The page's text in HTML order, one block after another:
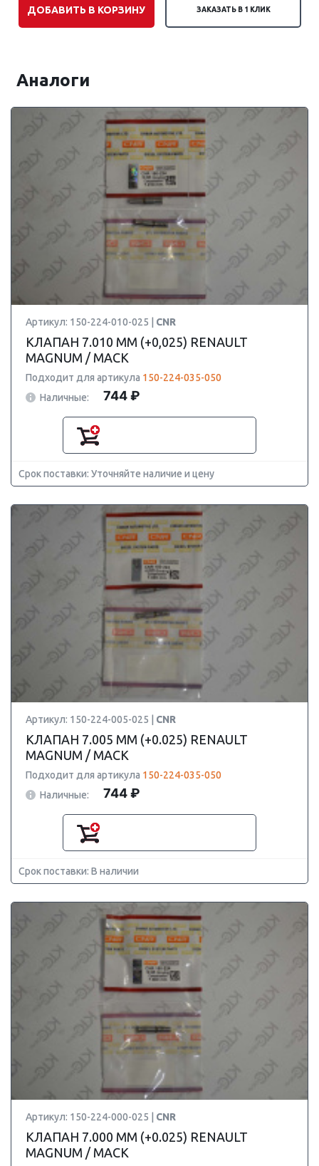
ДОБАВИТЬ В КОРЗИНУ ЗАКАЗАТЬ В 1 КЛИК
Аналоги
Артикул: 150-224-010-025 | CNR
КЛАПАН 7.010 ММ (+0,025) RENAULT
MAGNUM / MACK
Подходит для артикула 150-224-035-050
Наличные:
744 ₽
Срок поставки: Уточняйте наличие и цену
Артикул: 150-224-005-025 | CNR
КЛАПАН 7.005 ММ (+0.025) RENAULT
MAGNUM / MACK
Подходит для артикула 150-224-035-050
Наличные:
744 ₽
Срок поставки: В наличии
Артикул: 150-224-000-025 | CNR
КЛАПАН 7.000 ММ (+0.025) RENAULT
MAGNUM / MACK